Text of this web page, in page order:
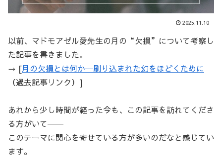
2025.11.10
以前、マドモアゼル愛先生の月の“欠損”について考察し
た記事を書きました。
→ [月の欠損とは何か─刷り込まれた幻をほどくために
（過去記事リンク）]
あれから少し時間が経った今も、この記事を訪れてくださ
る方がいて──
このテーマに関心を寄せている方が多いのだなと感じてい
ます。